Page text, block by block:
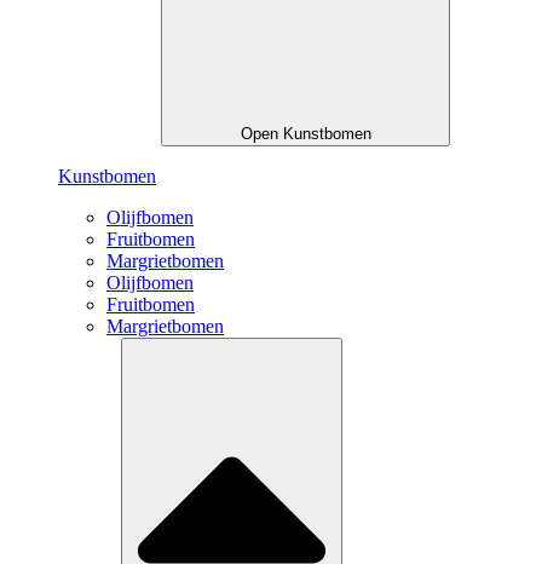
Open Kunstbomen
Kunstbomen
Olijfbomen
Fruitbomen
Margrietbomen
Olijfbomen
Fruitbomen
Margrietbomen